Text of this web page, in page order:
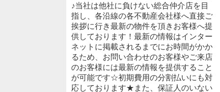
♪当社は他社に負けない総合仲介店を目
指し、各沿線の各不動産会社様へ直接ご
挨拶に行き最新の物件を頂きお客様へ提
供しております！最新の情報はインター
ネットに掲載されるまでにお時間がかか
るため、お問い合わせのお客様やご来店
のお客様には最新の情報を提供すること
が可能です☆初期費用の分割払いにも対
応しております★また、保証人のいない